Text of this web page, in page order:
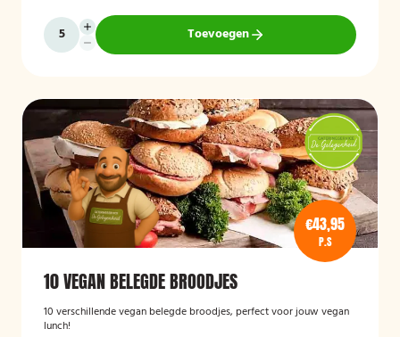
Toevoegen
€43,95
P.S
10 VEGAN BELEGDE BROODJES
10 verschillende vegan belegde broodjes, perfect voor jouw vegan
lunch!